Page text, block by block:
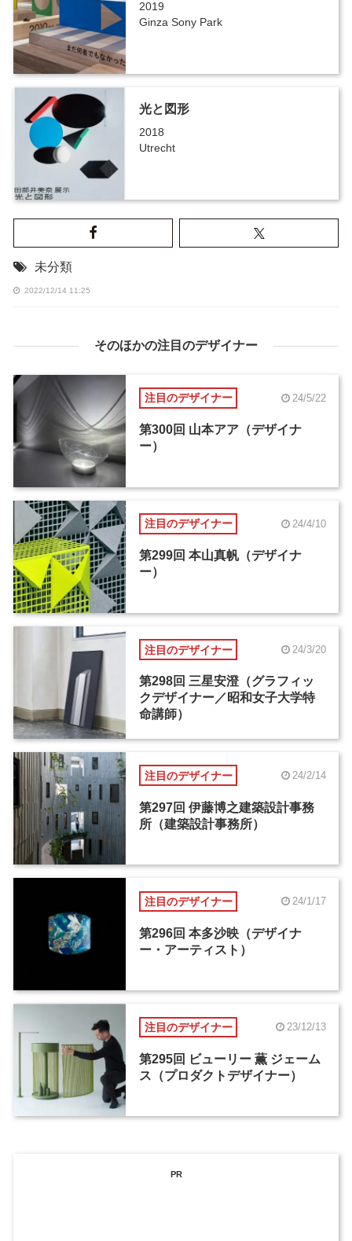
2019
Ginza Sony Park
光と図形
2018
Utrecht
未分類
2022/12/14 11:25
そのほかの注目のデザイナー
注目のデザイナー 24/5/22
第300回 山本アア（デザイナ
ー）
注目のデザイナー 24/4/10
第299回 本山真帆（デザイナ
ー）
注目のデザイナー 24/3/20
第298回 三星安澄（グラフィッ
クデザイナー／昭和女子大学特
命講師）
注目のデザイナー 24/2/14
第297回 伊藤博之建築設計事務
所（建築設計事務所）
注目のデザイナー 24/1/17
第296回 本多沙映（デザイナ
ー・アーティスト）
注目のデザイナー 23/12/13
第295回 ビューリー 薫 ジェーム
ス（プロダクトデザイナー）
PR